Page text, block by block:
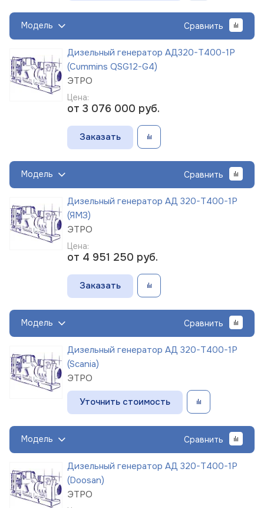
Модель Сравнить
Дизельный генератор АД320-Т400-1Р
(Cummins QSG12-G4)
ЭТРО
Цена:
от 3 076 000 руб.
Заказать
Модель Сравнить
Дизельный генератор АД 320-Т400-1Р
(ЯМЗ)
ЭТРО
Цена:
от 4 951 250 руб.
Заказать
Модель Сравнить
Дизельный генератор АД 320-Т400-1Р
(Scania)
ЭТРО
Уточнить стоимость
Модель Сравнить
Дизельный генератор АД 320-Т400-1Р
(Doosan)
ЭТРО